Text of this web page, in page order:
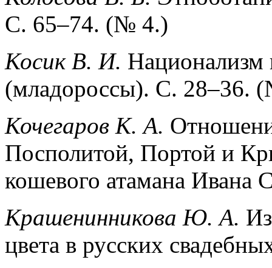
С. 65–74. (№ 4.)
Косик В. И. Национализм
(младороссы). С. 28–36.
Кочегаров К. А.
Посполитой, Портой и
кошевого атамана
Крашенинникова Ю. А.
цвета в русских